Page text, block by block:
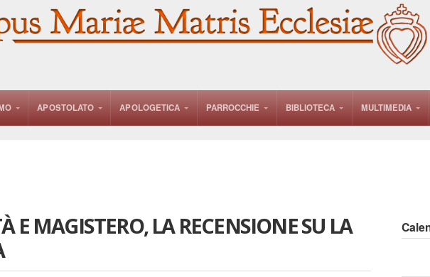
APOSTOLATO APOLOGETICA PARROCCHIE BIBLIOTECA MULTIMEDIA
E MAGISTERO, LA RECENSIONE SU LA